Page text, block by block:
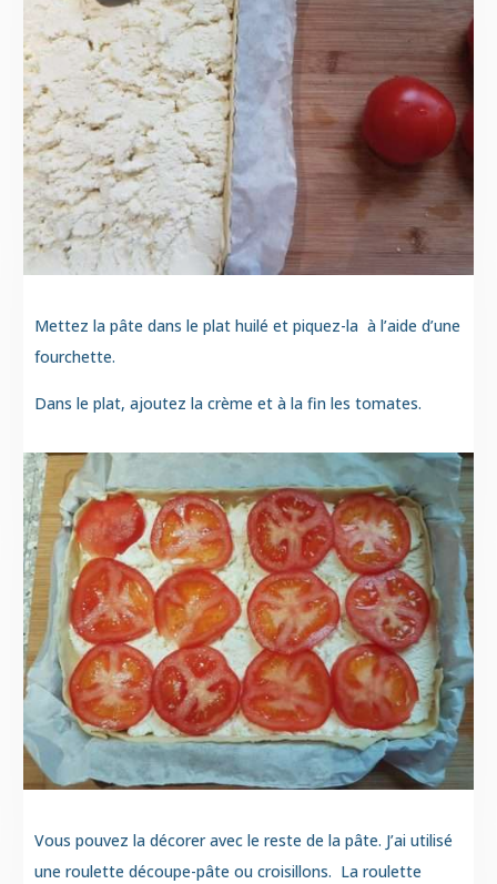
Mettez la pâte dans le plat huilé et piquez-la à l’aide d’une
fourchette.
Dans le plat, ajoutez la crème et à la fin les tomates.
Vous pouvez la décorer avec le reste de la pâte. J’ai utilisé
une roulette découpe-pâte ou croisillons. La roulette